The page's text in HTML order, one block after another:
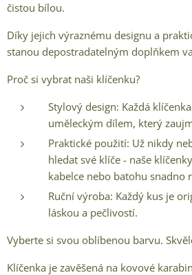
čistou bílou.
Díky jejich výraznému designu a
stanou depostradatelným doplňkem
Proč si vybrat naši klíčenku?
Stylový design: Každá
uměleckým dílem, který
Praktické použití: Už nikdy
hledat své klíče - naše
kabelce nebo batohu snadno
Ruční výroba: Každý kus je
láskou a pečlivostí.
Vyberte si svou oblíbenou barvu.
Klíčenka je zavěšená na kovové